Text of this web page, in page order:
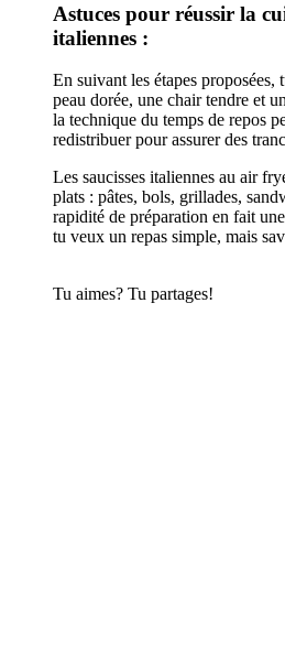
Astuces pour réussir la
italiennes :
En suivant les étapes proposées,
peau dorée, une chair tendre et
la technique du temps de repos
redistribuer pour assurer des
Les saucisses italiennes au air
plats : pâtes, bols, grillades,
rapidité de préparation en fait
tu veux un repas simple, mais
Tu aimes? Tu partages!